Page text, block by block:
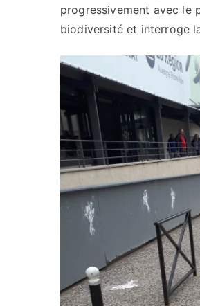
progressivement avec le
biodiversité et interroge